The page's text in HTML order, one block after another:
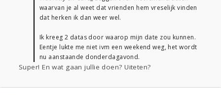
waarvan je al weet dat vrienden hem vreselijk vinden
dat herken ik dan weer wel.
Ik kreeg 2 datas door waarop mijn date zou kunnen.
Eentje lukte me niet ivm een weekend weg, het wordt
nu aanstaande donderdagavond.
Super! En wat gaan jullie doen? Uiteten?